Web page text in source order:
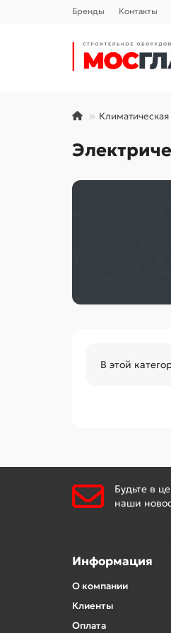
Бренды Контакты
Климатическая
В этой
Будьте в
наши
Информация
О компании
Клиенты
Оплата